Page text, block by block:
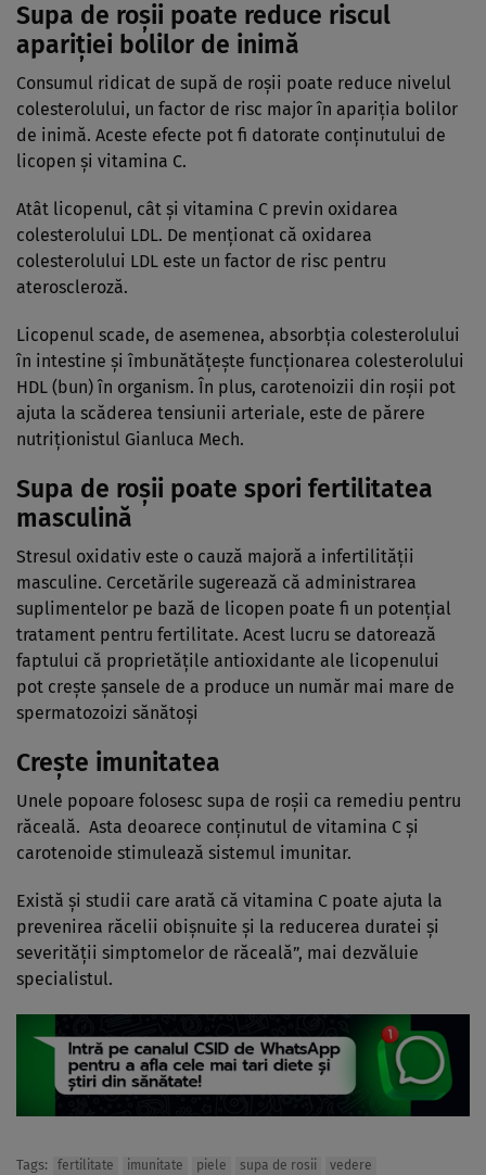
Supa de roșii poate reduce riscul
apariției bolilor de inimă
Consumul ridicat de supă de roșii poate reduce nivelul
colesterolului, un factor de risc major în apariția bolilor
de inimă. Aceste efecte pot fi datorate conținutului de
licopen și vitamina C.
Atât licopenul, cât și vitamina C previn oxidarea
colesterolului LDL. De menționat că oxidarea
colesterolului LDL este un factor de risc pentru
ateroscleroză.
Licopenul scade, de asemenea, absorbția colesterolului
în intestine și îmbunătățește funcționarea colesterolului
HDL (bun) în organism. În plus, carotenoizii din roșii pot
ajuta la scăderea tensiunii arteriale, este de părere
nutriționistul Gianluca Mech.
Supa de roșii poate spori fertilitatea
masculină
Stresul oxidativ este o cauză majoră a infertilității
masculine. Cercetările sugerează că administrarea
suplimentelor pe bază de licopen poate fi un potențial
tratament pentru fertilitate. Acest lucru se datorează
faptului că proprietățile antioxidante ale licopenului
pot crește șansele de a produce un număr mai mare de
spermatozoizi sănătoși
Crește imunitatea
Unele popoare folosesc supa de roșii ca remediu pentru
răceală. Asta deoarece conținutul de vitamina C și
carotenoide stimulează sistemul imunitar.
Există și studii care arată că vitamina C poate ajuta la
prevenirea răcelii obișnuite și la reducerea duratei și
severității simptomelor de răceală”, mai dezvăluie
specialistul.
Tags: fertilitate imunitate piele supa de rosii vedere